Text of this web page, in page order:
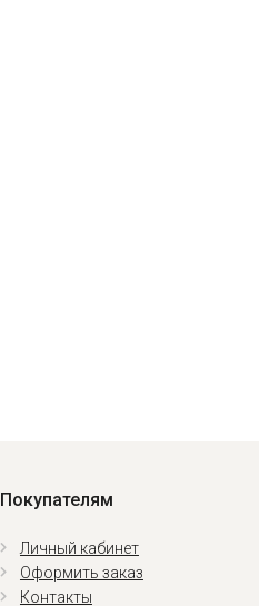
Покупателям
Личный кабинет
Оформить заказ
Контакты